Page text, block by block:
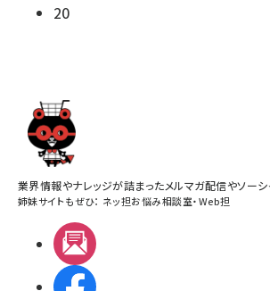
20
業界情報やナレッジが詰まったメルマガ配信やソーシ
姉妹サイトもぜひ： ネッ担お悩み相談室・Web担